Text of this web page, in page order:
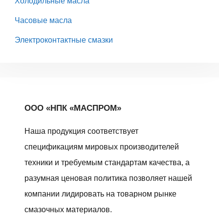
Часовые масла
Электроконтактные смазки
ООО «НПК «МАСПРОМ»
Наша продукция соответствует
спецификациям мировых производителей
техники и требуемым стандартам качества, а
разумная ценовая политика позволяет нашей
компании лидировать на товарном рынке
смазочных материалов.